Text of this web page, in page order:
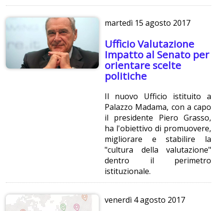
martedì 15 agosto 2017
Ufficio Valutazione
Impatto al Senato per
orientare scelte
politiche
Il nuovo Ufficio istituito a
Palazzo Madama, con a capo
il presidente Piero Grasso,
ha l'obiettivo di promuovere,
migliorare e stabilire la
"cultura della valutazione"
dentro il perimetro
istituzionale.
venerdì 4 agosto 2017